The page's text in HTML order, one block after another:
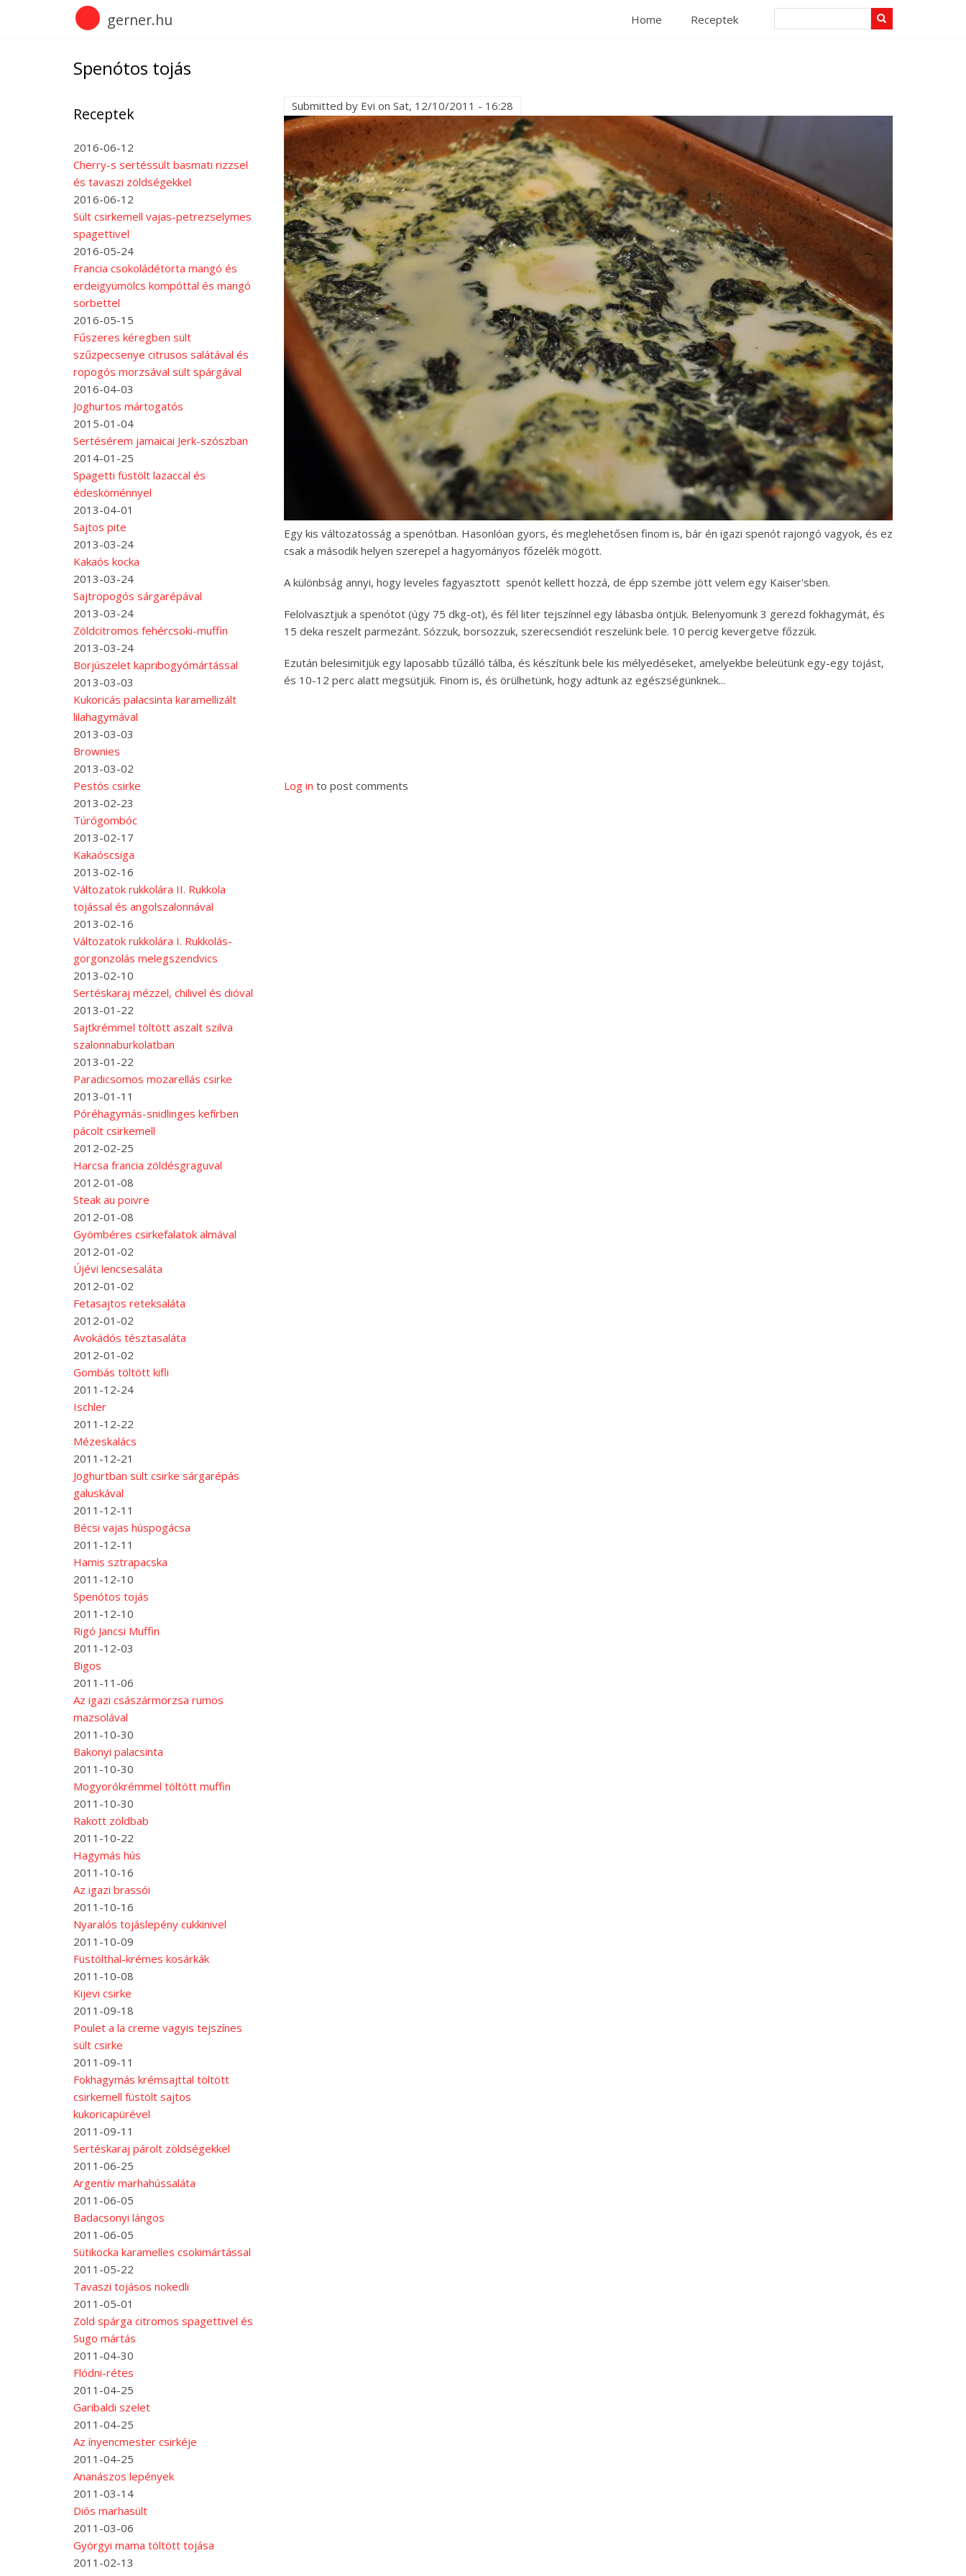
gerner.hu Home Receptek
Spenótos tojás
Receptek
2016-06-12
Cherry-s sertéssült basmati rizzsel
és tavaszi zöldségekkel
2016-06-12
Sült csirkemell vajas-petrezselymes
spagettivel
2016-05-24
Francia csokoládétorta mangó és
erdeigyümölcs kompóttal és mangó
sorbettel
2016-05-15
Fűszeres kéregben sült
szűzpecsenye citrusos salátával és
ropogós morzsával sült spárgával
2016-04-03
Joghurtos mártogatós
2015-01-04
Sertésérem jamaicai Jerk-szószban
2014-01-25
Spagetti füstölt lazaccal és
édesköménnyel
2013-04-01
Sajtos pite
2013-03-24
Kakaós kocka
2013-03-24
Sajtropogós sárgarépával
2013-03-24
Zöldcitromos fehércsoki-muffin
2013-03-24
Borjúszelet kapribogyómártással
2013-03-03
Kukoricás palacsinta karamellizált
lilahagymával
2013-03-03
Brownies
2013-03-02
Pestós csirke
2013-02-23
Túrógombóc
2013-02-17
Kakaóscsiga
2013-02-16
Változatok rukkolára II. Rukkola
tojással és angolszalonnával
2013-02-16
Változatok rukkolára I. Rukkolás-
gorgonzolás melegszendvics
2013-02-10
Sertéskaraj mézzel, chilivel és dióval
2013-01-22
Sajtkrémmel töltött aszalt szilva
szalonnaburkolatban
2013-01-22
Paradicsomos mozarellás csirke
2013-01-11
Póréhagymás-snidlinges kefírben
pácolt csirkemell
2012-02-25
Harcsa francia zöldésgraguval
2012-01-08
Steak au poivre
2012-01-08
Gyömbéres csirkefalatok almával
2012-01-02
Újévi lencsesaláta
2012-01-02
Fetasajtos reteksaláta
2012-01-02
Avokádós tésztasaláta
2012-01-02
Gombás töltött kifli
2011-12-24
Ischler
2011-12-22
Mézeskalács
2011-12-21
Joghurtban sült csirke sárgarépás
galuskával
2011-12-11
Bécsi vajas húspogácsa
2011-12-11
Hamis sztrapacska
2011-12-10
Spenótos tojás
2011-12-10
Rigó Jancsi Muffin
2011-12-03
Bigos
2011-11-06
Az igazi császármorzsa rumos
mazsolával
2011-10-30
Bakonyi palacsinta
2011-10-30
Mogyorókrémmel töltött muffin
2011-10-30
Rakott zöldbab
2011-10-22
Hagymás hús
2011-10-16
Az igazi brassói
2011-10-16
Nyaralós tojáslepény cukkinivel
2011-10-09
Füstölthal-krémes kosárkák
2011-10-08
Kijevi csirke
2011-09-18
Poulet a la creme vagyis tejszínes
sült csirke
2011-09-11
Fokhagymás krémsajttal töltött
csirkemell füstölt sajtos
kukoricapürével
2011-09-11
Sertéskaraj párolt zöldségekkel
2011-06-25
Argentív marhahússaláta
2011-06-05
Badacsonyi lángos
2011-06-05
Sütikocka karamelles csokimártással
2011-05-22
Tavaszi tojásos nokedli
2011-05-01
Zöld spárga citromos spagettivel és
Sugo mártás
2011-04-30
Flódni-rétes
2011-04-25
Garibaldi szelet
2011-04-25
Az ínyencmester csirkéje
2011-04-25
Ananászos lepények
2011-03-14
Diós marhasült
2011-03-06
Györgyi mama töltött tojása
2011-02-13
Submitted by Evi on Sat, 12/10/2011 - 16:28
Egy kis változatosság a spenótban. Hasonlóan gyors, és meglehetősen finom is, bár én igazi spenót rajongó vagyok, és ez
csak a második helyen szerepel a hagyományos főzelék mögött.
A különbság annyi, hogy leveles fagyasztott spenót kellett hozzá, de épp szembe jött velem egy Kaiser'sben.
Felolvasztjuk a spenótot (úgy 75 dkg-ot), és fél liter tejszínnel egy lábasba öntjük. Belenyomunk 3 gerezd fokhagymát, és
15 deka reszelt parmezánt. Sózzuk, borsozzuk, szerecsendiót reszelünk bele. 10 percig kevergetve főzzük.
Ezután belesimitjük egy laposabb tűzálló tálba, és készítünk bele kis mélyedéseket, amelyekbe beleütünk egy-egy tojást,
és 10-12 perc alatt megsütjük. Finom is, és örülhetünk, hogy adtunk az egészségünknek...
Log in to post comments